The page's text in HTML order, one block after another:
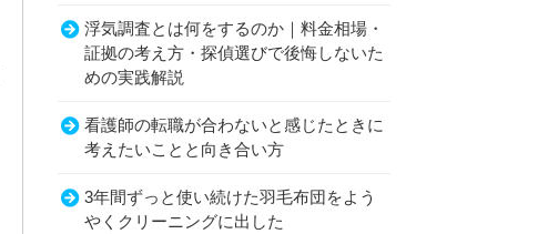
浮気調査とは何をするのか｜料金相場・
証拠の考え方・探偵選びで後悔しないた
めの実践解説
看護師の転職が合わないと感じたときに
考えたいことと向き合い方
3年間ずっと使い続けた羽毛布団をよう
やくクリーニングに出した